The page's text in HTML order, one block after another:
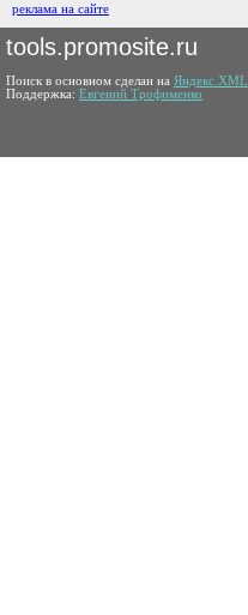
реклама на сайте
tools.promosite.ru
Поиск в основном сделан на Яндекс.XML
Поддержка: Евгений Трофименко